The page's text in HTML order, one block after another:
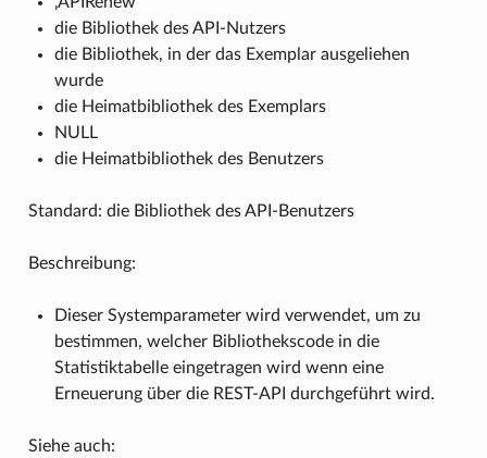
die Bibliothek des API-Nutzers
die Bibliothek, in der das Exemplar ausgeliehen
wurde
die Heimatbibliothek des Exemplars
NULL
die Heimatbibliothek des Benutzers
Standard: die Bibliothek des API-Benutzers
Beschreibung:
Dieser Systemparameter wird verwendet, um zu
bestimmen, welcher Bibliothekscode in die
Statistiktabelle eingetragen wird wenn eine
Erneuerung über die REST-API durchgeführt wird.
Siehe auch: